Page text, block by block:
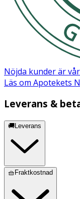
Nöjda kunder är
Läs om Apotekets
Leverans &
🚚Leverans
🧺Fraktkostnad